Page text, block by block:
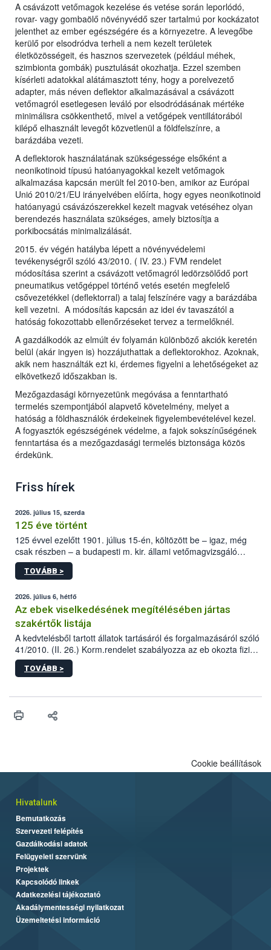
A csávázott vetőmagok kezelése és vetése során leporlódó,
rovar- vagy gombaölő növényvédő szer tartalmú por kockázatot
jelenthet az ember egészségére és a környezetre. A levegőbe
kerülő por elsodródva terheli a nem kezelt területek
életközösségeit, és hasznos szervezetek (például méhek,
szimbionta gombák) pusztulását okozhatja. Ezzel szemben
kísérleti adatokkal alátámasztott tény, hogy a porelvezető
adapter, más néven deflektor alkalmazásával a csávázott
vetőmagról esetlegesen leváló por elsodródásának mértéke
minimálisra csökkenthető, mivel a vetőgépek ventillátorából
kilépő elhasznált levegőt közvetlenül a földfelszínre, a
barázdába vezeti.
A deflektorok használatának szükségessége elsőként a
neonikotinoid típusú hatóanyagokkal kezelt vetőmagok
alkalmazása kapcsán merült fel 2010-ben, amikor az Európai
Unió 2010/21/EU irányelvében előírta, hogy egyes neonikotinoid
hatóanyagú csávázószerekkel kezelt magvak vetéséhez olyan
berendezés használata szükséges, amely biztosítja a
porkibocsátás minimalizálását.
2015. év végén hatályba lépett a növényvédelemi
tevékenységről szóló 43/2010. ( IV. 23.) FVM rendelet
módosítása szerint a csávázott vetőmagról ledörzsölődő port
pneumatikus vetőgéppel történő vetés esetén megfelelő
csővezetékkel (deflektorral) a talaj felszínére vagy a barázdába
kell vezetni. A módosítás kapcsán az idei év tavaszától a
hatóság fokozottabb ellenőrzéseket tervez a termelőknél.
A gazdálkodók az elmúlt év folyamán különböző akciók keretén
belül (akár ingyen is) hozzájuthattak a deflektorokhoz. Azoknak,
akik nem használták ezt ki, érdemes figyelni a lehetőségeket az
elkövetkező időszakban is.
Mezőgazdasági környezetünk megóvása a fenntartható
termelés szempontjából alapvető követelmény, melyet a
hatóság a földhasználók érdekeinek figyelembevételével kezel.
A fogyasztók egészségének védelme, a fajok sokszínűségének
fenntartása és a mezőgazdasági termelés biztonsága közös
érdekünk.
Friss hírek
2026. július 15, szerda
125 éve történt
125 évvel ezelőtt 1901. július 15-én, költözött be – igaz, még
csak részben – a budapesti m. kir. állami vetőmagvizsgáló
állomás a Kis Rókus utca 15. szám alatti, Czigler Győző által
tervezett új épületébe.
TOVÁBB >
2026. július 6, hétfő
Az ebek viselkedésének megítélésében jártas
szakértők listája
A kedvtelésből tartott állatok tartásáról és forgalmazásáról szóló
41/2010. (II. 26.) Korm.rendelet szabályozza az eb okozta fizikai
sérülés, illetve ennek veszélye keletkezésekor felmerülő
hatósági feladatokat, valamint a veszélyes eb tartását és annak
vonni az ebek viselkedésének megítélésében jártas szakértőt.
TOVÁBB >
Cookie beállítások
Hivatalunk
Bemutatkozás
Szervezeti felépítés
Gazdálkodási adatok
Felügyeleti szervünk
Projektek
Kapcsolódó linkek
Adatkezelési tájékoztató
Akadálymentességi nyilatkozat
Üzemeltetési információ